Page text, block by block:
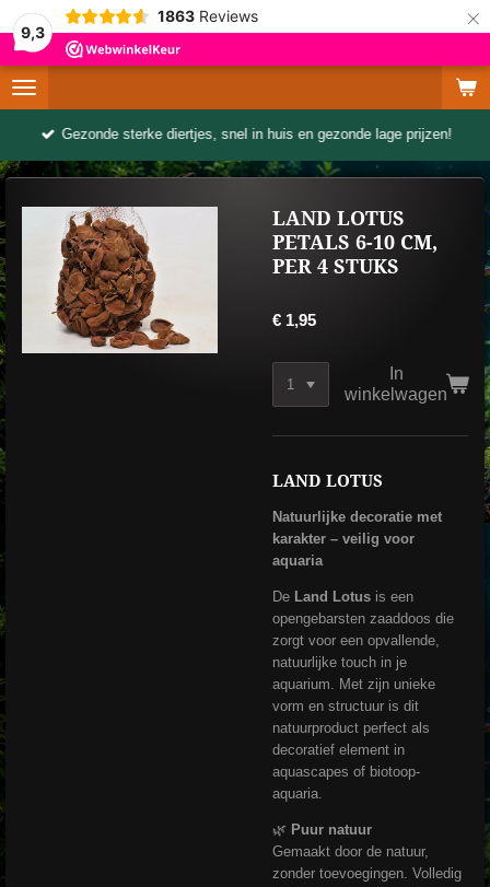
9,3
1863 Reviews ×
Gezonde sterke diertjes, snel in huis en gezonde lage prijzen!
LAND LOTUS
PETALS 6-10 CM,
PER 4 STUKS
€ 1,95
In
winkelwagen
LAND LOTUS
Natuurlijke decoratie met
karakter – veilig voor
aquaria
De Land Lotus is een
opengebarsten zaaddoos die
zorgt voor een opvallende,
natuurlijke touch in je
aquarium. Met zijn unieke
vorm en structuur is dit
natuurproduct perfect als
decoratief element in
aquascapes of biotoop-
aquaria.
🌿 Puur natuur
Gemaakt door de natuur,
zonder toevoegingen. Volledig